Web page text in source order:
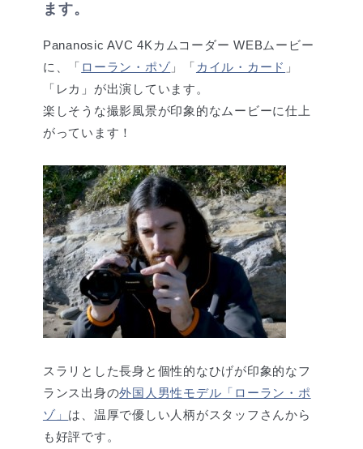
ます。
Pananosic AVC 4Kカムコーダー WEBムービー
に、「 ローラン・ポゾ 」「 カイル・カード 」
「レカ」が出演しています。
楽しそうな撮影風景が印象的なムービーに仕上
がっています！
スラリとした長身と個性的なひげが印象的なフ
ランス出身の外国人男性モデル「ローラン・ポ
ゾ」 は、温厚で優しい人柄がスタッフさんから
も好評です。